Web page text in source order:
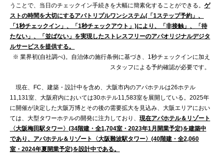
うことで、当日のチェックイン手続きを大幅に簡素化することができる。 ゲ
ストの時間を大切にするアパトリプルワンシステム(「1ステップ予約」、
「1秒チェックイン」、「1秒チェックアウト」)により、「非接触」、「待
たない」、「並ばない」を実現したストレスフリーのアパオリジナルデジタ
ルサービスを提供する。
※ 業界初(自社調べ)。自治体の施行条例に基づき、1秒チェックインに加え
スタッフによる予約確認が必要です。
現在、FC、建築・設計中を含め、大阪市内のアパホテルは26ホテル
11,131室、大阪府内においては30ホテル11,583室を展開している。2025年
に開催が決定した大阪万博とその後の需要拡大を見込み、大阪エリアにおい
ては、大型タワーホテルの開発に注力しており、 現在アパホテル＆リゾート
〈大阪梅田駅タワー〉(34階建・全1,704室・2023年1月開業予定)を建築中
であり、アパホテル＆リゾート〈大阪難波駅タワー〉(40階建・全2,060
室・2024年夏開業予定)を設計中である。